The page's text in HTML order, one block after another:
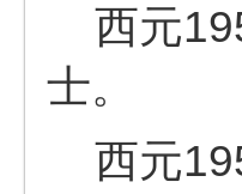
西元
士。
西元